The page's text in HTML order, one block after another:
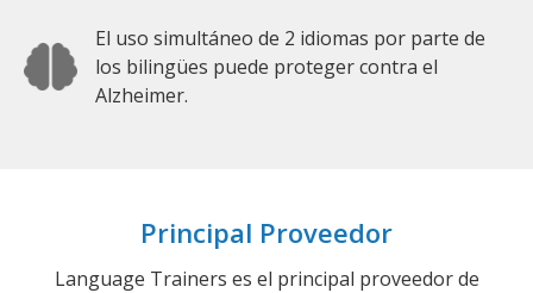
El uso simultáneo de 2 idiomas por parte de
los bilingües puede proteger contra el
Alzheimer.
Principal Proveedor
Language Trainers es el principal proveedor de